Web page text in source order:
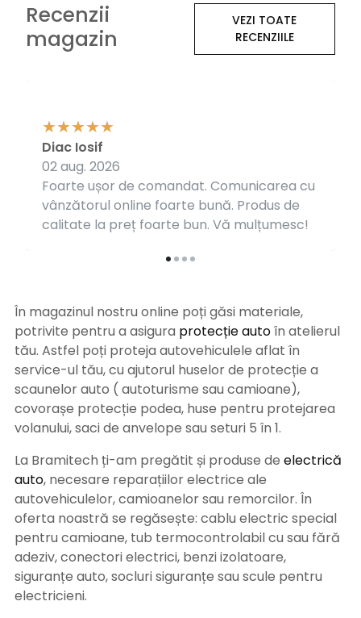
Recenzii
magazin
VEZI TOATE
RECENZIILE
Foarte ușor de comandat. Comunicarea cu
vânzătorul online foarte bună. Produs de
calitate la preț foarte bun. Vă mulțumesc!
Diac Iosif
02 aug. 2026
În magazinul nostru online poți găsi materiale,
potrivite pentru a asigura protecție autoîn atelierul
tău. Astfel poți proteja autovehiculele aflat în
service-ul tău, cu ajutorul huselor de protecție a
scaunelor auto ( autoturisme sau camioane),
covorașe protecție podea, huse pentru protejarea
volanului, saci de anvelope sau seturi 5 în 1.
La Bramitech ți-am pregătit și produse de electrică
auto, necesare reparațiilor electrice ale
autovehiculelor, camioanelor sau remorcilor. În
oferta noastră se regăsește: cablu electric special
pentru camioane, tub termocontrolabil cu sau fără
adeziv, conectori electrici, benzi izolatoare,
siguranțe auto, socluri siguranțe sau scule pentru
electricieni.